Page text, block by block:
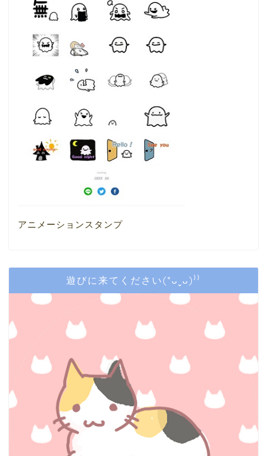
アニメーションスタンプ
遊びに来てください(*ᴗˬᴗ)⁾⁾